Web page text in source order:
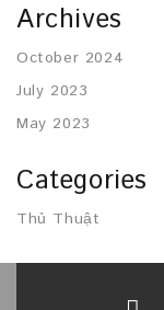
Archives
October 2024
July 2023
May 2023
Categories
Thủ Thuật